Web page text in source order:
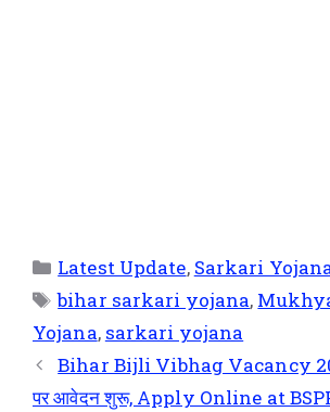
Latest Update, Sarkari
bihar sarkari yojana,
Yojana, sarkari yojana
Bihar Bijli Vibhag Vacancy
पर आवेदन शुरू, Apply Online at